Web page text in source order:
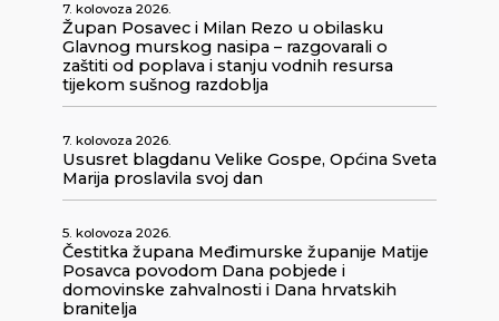
7. kolovoza 2026.
Župan Posavec i Milan Rezo u obilasku
Glavnog murskog nasipa – razgovarali o
zaštiti od poplava i stanju vodnih resursa
tijekom sušnog razdoblja
7. kolovoza 2026.
Ususret blagdanu Velike Gospe, Općina Sveta
Marija proslavila svoj dan
5. kolovoza 2026.
Čestitka župana Međimurske županije Matije
Posavca povodom Dana pobjede i
domovinske zahvalnosti i Dana hrvatskih
branitelja